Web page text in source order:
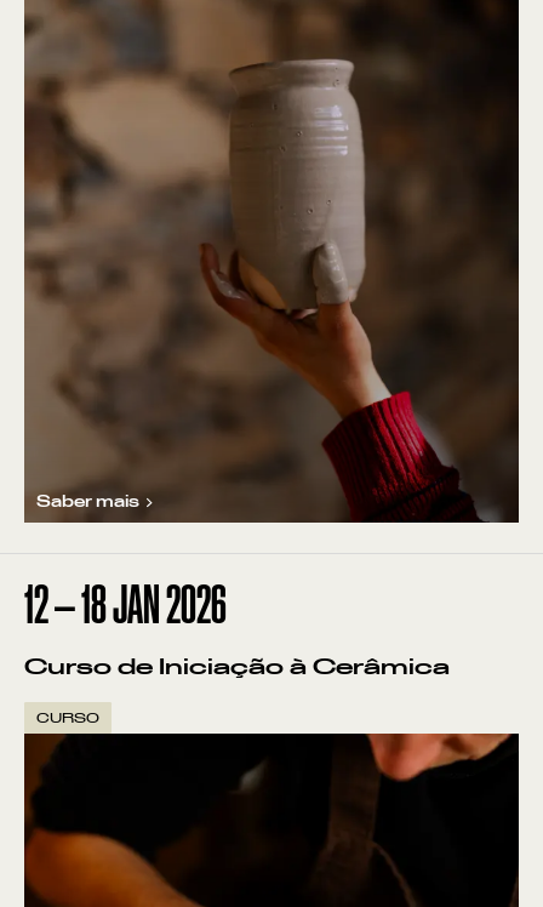
Saber mais
12—18JAN2026
Curso de Iniciação à Cerâmica
CURSO